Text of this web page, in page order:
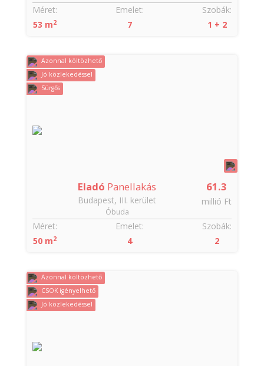
Szobák:
1 + 2
Méret:
53 m2
Emelet:
7
Azonnal költözhető
Jó közlekedéssel
Sürgős
61.3
millió Ft
Eladó Panellakás
Budapest, III. kerület
Óbuda
Szobák:
2
Méret:
50 m2
Emelet:
4
Azonnal költözhető
CSOK igényelhető
Jó közlekedéssel